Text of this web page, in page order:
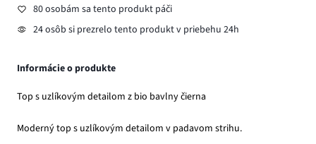
80 osobám sa tento produkt páči
24 osôb si prezrelo tento produkt v priebehu 24h
Informácie o produkte
Top s uzlíkovým detailom z bio bavlny čierna
Moderný top s uzlíkovým detailom v padavom strihu.